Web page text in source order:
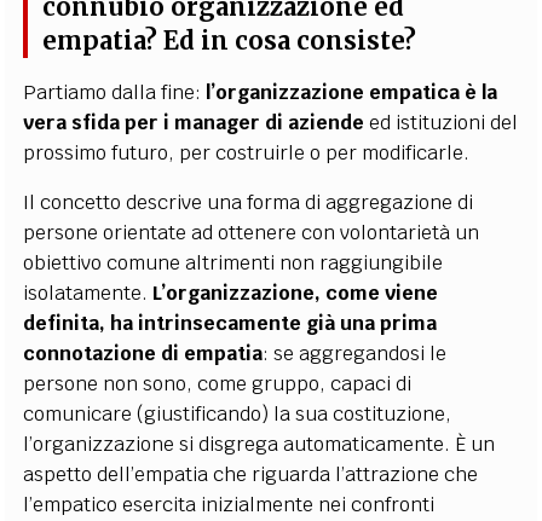
connubio organizzazione ed
empatia? Ed in cosa consiste?
Partiamo dalla fine: l’organizzazione empatica è la
vera sfida per i manager di aziende ed istituzioni del
prossimo futuro, per costruirle o per modificarle.
Il concetto descrive una forma di aggregazione di
persone orientate ad ottenere con volontarietà un
obiettivo comune altrimenti non raggiungibile
isolatamente. L’organizzazione, come viene
definita, ha intrinsecamente già una prima
connotazione di empatia: se aggregandosi le
persone non sono, come gruppo, capaci di
comunicare (giustificando) la sua costituzione,
l’organizzazione si disgrega automaticamente. È un
aspetto dell’empatia che riguarda l’attrazione che
l’empatico esercita inizialmente nei confronti